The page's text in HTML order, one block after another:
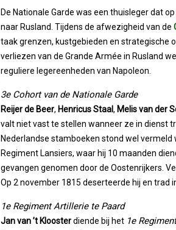
De Nationale Garde was een thuisleger dat
naar Rusland. Tijdens de afwezigheid van de
taak grenzen, kustgebieden en strategische
verliezen van de Grande Armée in Rusland
reguliere legereenheden van Napoleon.
3e Cohort van de Nationale Garde
Reijer de Beer, Henricus Staal, Melis van der
valt niet vast te stellen wanneer ze in dienst
Nederlandse stamboeken stond wel
Regiment Lansiers, waar hij 10 maanden
gevangen genomen door de Oostenrijkers.
Op 2 november 1815 deserteerde hij en trad
1e Regiment Artillerie te Paard
Jan van ’t Kloosterdiende bij het 1e